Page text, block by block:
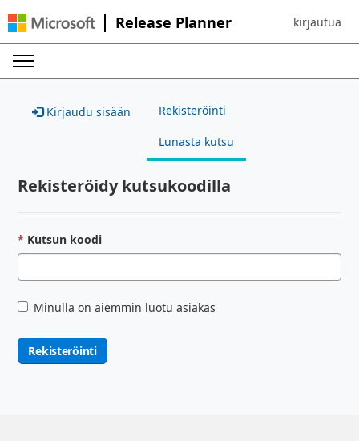
Release Planner Sign in to
kirjautua
Kirjaudu sisään Rekisteröinti
Lunasta kutsu
Rekisteröidy kutsukoodilla
Kutsun koodi
Minulla on aiemmin luotu asiakas
Rekisteröinti